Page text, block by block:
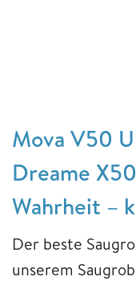
Mova V50
Dreame
Wahrheit –
Der beste
unserem